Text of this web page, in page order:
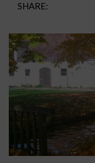
SHARE: